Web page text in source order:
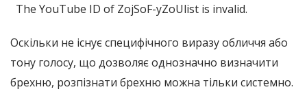
The YouTube ID of ZojSoF-yZoUlist is invalid.
Оскільки не існує специфічного виразу обличчя або
тону голосу, що дозволяє однозначно визначити
брехню, розпізнати брехню можна тільки системно.